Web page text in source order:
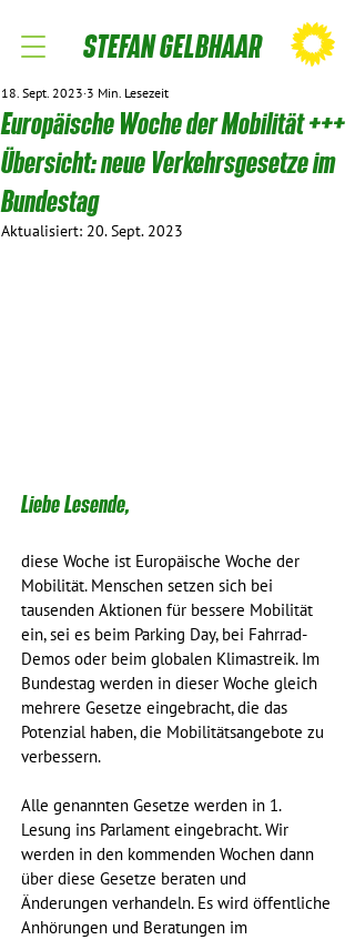
STEFAN GELBHAAR
Europäische Woche der Mobilität +++
Übersicht: neue Verkehrsgesetze im
Bundestag
18. Sept. 2023 3 Min. Lesezeit
Aktualisiert: 20. Sept. 2023
Liebe Lesende,
diese Woche ist Europäische Woche der
Mobilität. Menschen setzen sich bei
tausenden Aktionen für bessere Mobilität
ein, sei es beim Parking Day, bei Fahrrad-
Demos oder beim globalen Klimastreik. Im
Bundestag werden in dieser Woche gleich
mehrere Gesetze eingebracht, die das
Potenzial haben, die Mobilitätsangebote zu
verbessern.
Alle genannten Gesetze werden in 1.
Lesung ins Parlament eingebracht. Wir
werden in den kommenden Wochen dann
über diese Gesetze beraten und
Änderungen verhandeln. Es wird öffentliche
Anhörungen und Beratungen im